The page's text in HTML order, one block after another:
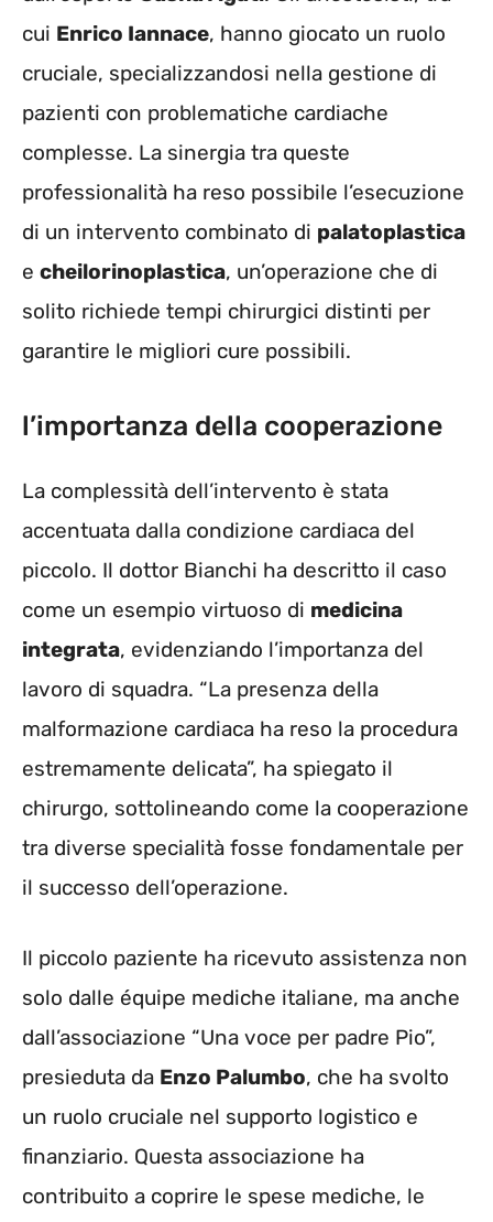
cui Enrico Iannace, hanno giocato un ruolo
cruciale, specializzandosi nella gestione di
pazienti con problematiche cardiache
complesse. La sinergia tra queste
professionalità ha reso possibile l’esecuzione
di un intervento combinato di palatoplastica
e cheilorinoplastica, un’operazione che di
solito richiede tempi chirurgici distinti per
garantire le migliori cure possibili.
l’importanza della cooperazione
La complessità dell’intervento è stata
accentuata dalla condizione cardiaca del
piccolo. Il dottor Bianchi ha descritto il caso
come un esempio virtuoso di medicina
integrata, evidenziando l’importanza del
lavoro di squadra. “La presenza della
malformazione cardiaca ha reso la procedura
estremamente delicata”, ha spiegato il
chirurgo, sottolineando come la cooperazione
tra diverse specialità fosse fondamentale per
il successo dell’operazione.
Il piccolo paziente ha ricevuto assistenza non
solo dalle équipe mediche italiane, ma anche
dall’associazione “Una voce per padre Pio”,
presieduta da Enzo Palumbo, che ha svolto
un ruolo cruciale nel supporto logistico e
finanziario. Questa associazione ha
contribuito a coprire le spese mediche, le